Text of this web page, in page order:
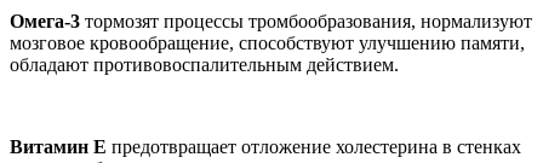
Омега-3 тормозят процессы тромбообразования, нормализуют
мозговое кровообращение, способствуют улучшению памяти,
обладают противовоспалительным действием.
Витамин Е предотвращает отложение холестерина в стенках